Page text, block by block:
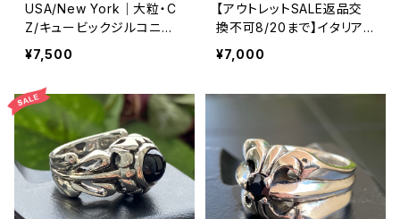
USA/New York｜大粒・C
Z/キュービックジルコニア
アンティークデザイン｜ゴッ
ドリング｜クリア＆シルバー
＆ゴールド
¥7,500
【アウトレットSALE返品交
換不可8/20まで】イタリア
製マキシワンピース イン
ポート ロングワンピース ロ
ー
¥7,000